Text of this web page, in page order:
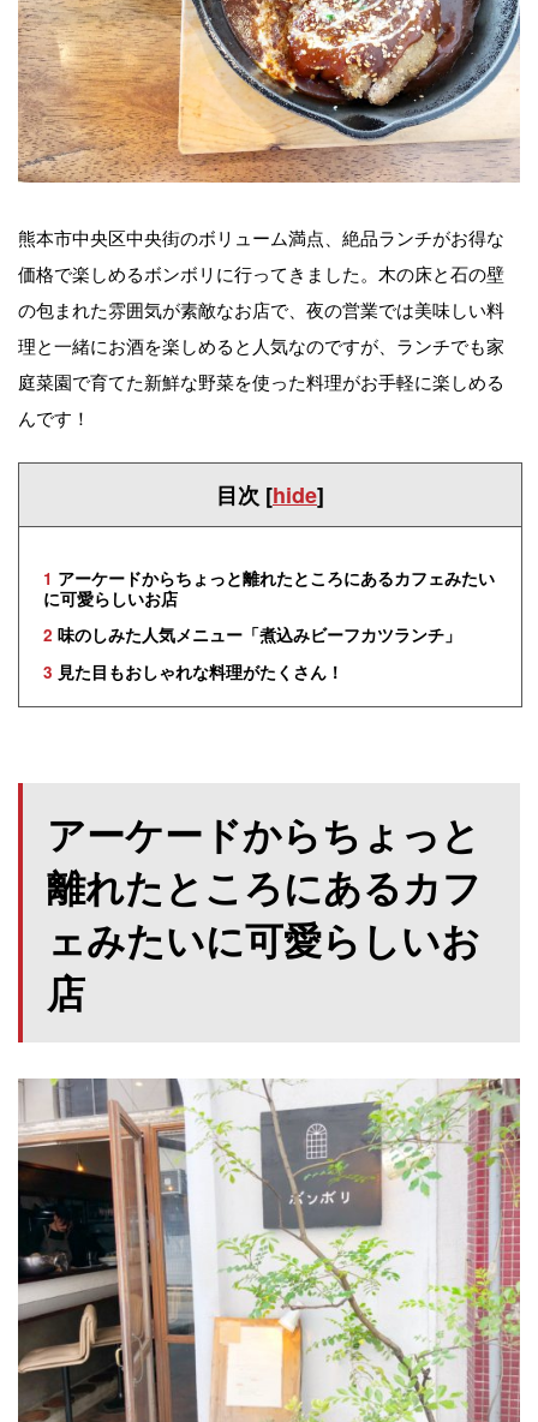
熊本市中央区中央街のボリューム満点、絶品ランチがお得な
価格で楽しめるボンボリに行ってきました。木の床と石の壁
の包まれた雰囲気が素敵なお店で、夜の営業では美味しい料
理と一緒にお酒を楽しめると人気なのですが、ランチでも家
庭菜園で育てた新鮮な野菜を使った料理がお手軽に楽しめる
んです！
目次 [hide]
1 アーケードからちょっと離れたところにあるカフェみたい
に可愛らしいお店
2 味のしみた人気メニュー「煮込みビーフカツランチ」
3 見た目もおしゃれな料理がたくさん！
アーケードからちょっと
離れたところにあるカフ
ェみたいに可愛らしいお
店